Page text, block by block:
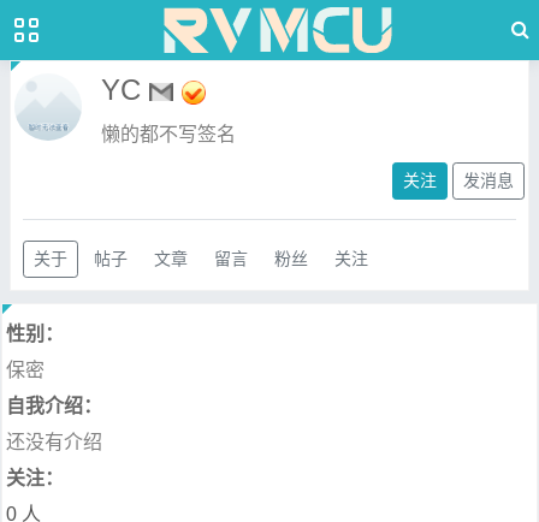
YC
懒的都不写签名
关注 发消息
关于 帖子 文章 留言 粉丝 关注
性别：
保密
自我介绍：
还没有介绍
关注：
0 人